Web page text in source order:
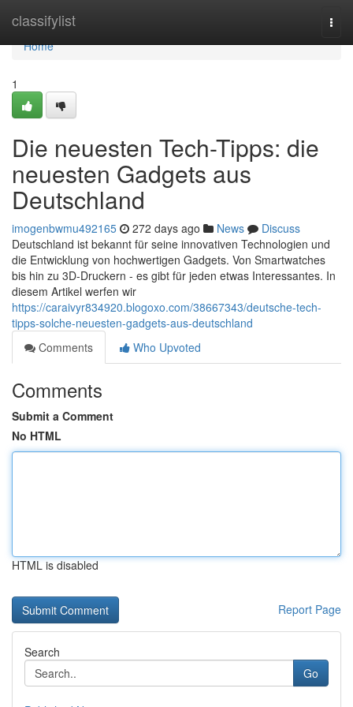
classifylist
Home
Home
1
Die neuesten Tech-Tipps: die
neuesten Gadgets aus
Deutschland
imogenbwmu492165 272 days ago News
Discuss
Deutschland ist bekannt für seine innovativen Technologien und
die Entwicklung von hochwertigen Gadgets. Von Smartwatches
bis hin zu 3D-Druckern - es gibt für jeden etwas Interessantes. In
diesem Artikel werfen wir
https://caraivyr834920.blogoxo.com/38667343/deutsche-tech-
tipps-solche-neuesten-gadgets-aus-deutschland
Comments
Who Upvoted
Comments
Submit a Comment
No HTML
HTML is disabled
Report Page
Search
Go